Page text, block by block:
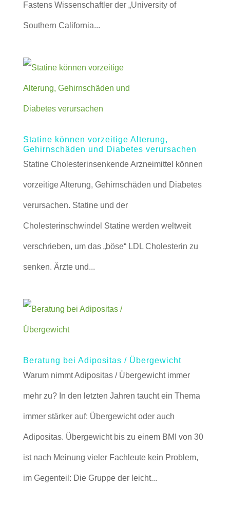
Fastens Wissenschaftler der „University of
Southern California...
Statine können vorzeitige Alterung,
Gehirnschäden und Diabetes verursachen
Statine Cholesterinsenkende Arzneimittel können
vorzeitige Alterung, Gehirnschäden und Diabetes
verursachen. Statine und der
Cholesterinschwindel Statine werden weltweit
verschrieben, um das „böse“ LDL Cholesterin zu
senken. Ärzte und...
Beratung bei Adipositas / Übergewicht
Warum nimmt Adipositas / Übergewicht immer
mehr zu? In den letzten Jahren taucht ein Thema
immer stärker auf: Übergewicht oder auch
Adipositas. Übergewicht bis zu einem BMI von 30
ist nach Meinung vieler Fachleute kein Problem,
im Gegenteil: Die Gruppe der leicht...